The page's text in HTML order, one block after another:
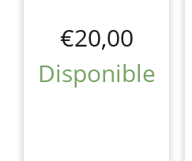
€20,00
Disponible